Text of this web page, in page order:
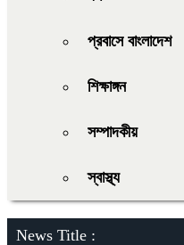
প্রবাসে বাংলাদেশ
শিক্ষাঙ্গন
সম্পাদকীয়
স্বাস্থ্য
News Title :